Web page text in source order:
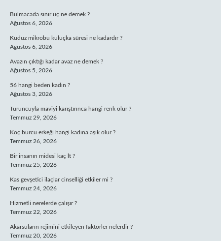
Bulmacada sınır uç ne demek ?
Ağustos 6, 2026
Kuduz mikrobu kuluçka süresi ne kadardır ?
Ağustos 6, 2026
Avazın çıktığı kadar avaz ne demek ?
Ağustos 5, 2026
56 hangi beden kadın ?
Ağustos 3, 2026
Turuncuyla maviyi karıştırınca hangi renk olur ?
Temmuz 29, 2026
Koç burcu erkeği hangi kadına aşık olur ?
Temmuz 26, 2026
Bir insanın midesi kaç lt ?
Temmuz 25, 2026
Kas gevşetici ilaçlar cinselliği etkiler mi ?
Temmuz 24, 2026
Hizmetli nerelerde çalışır ?
Temmuz 22, 2026
Akarsuların rejimini etkileyen faktörler nelerdir ?
Temmuz 20, 2026